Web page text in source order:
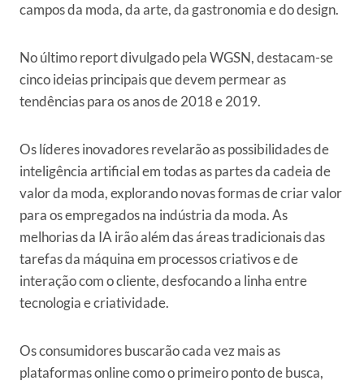
campos da moda, da arte, da gastronomia e do design.
No último report divulgado pela WGSN, destacam-se
cinco ideias principais que devem permear as
tendências para os anos de 2018 e 2019.
Os líderes inovadores revelarão as possibilidades de
inteligência artificial em todas as partes da cadeia de
valor da moda, explorando novas formas de criar valor
para os empregados na indústria da moda.As
melhorias da IA ​​irão além das áreas tradicionais das
tarefas da máquina em processos criativos e de
interação com o cliente, desfocando a linha entre
tecnologia e criatividade.
Os consumidores buscarão cada vez mais as
plataformas online como o primeiro ponto de busca,